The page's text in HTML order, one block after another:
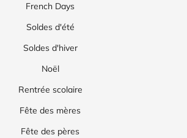
French Days
Soldes d'été
Soldes d'hiver
Noël
Rentrée scolaire
Fête des mères
Fête des pères